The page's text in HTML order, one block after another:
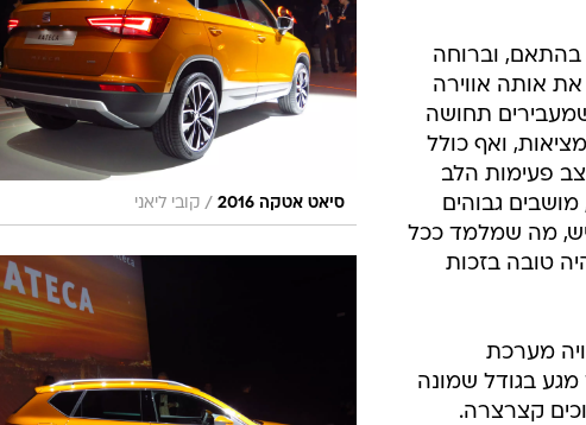
סיאט אטקה 2016 / קובי ליאני
וברוחה
את אותה אווירה
שמעבירים תחושה
ואף כולל
פעימות הלב
גבוהים
מה שמלמד ככל
טובה בזכות
מערכת
בגודל שמונה
קצרצרה.